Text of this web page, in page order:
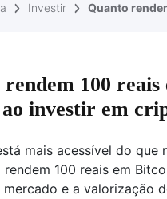
Investir Quanto
100
investir em
mais acessível do que
100 reais em
e a valorização